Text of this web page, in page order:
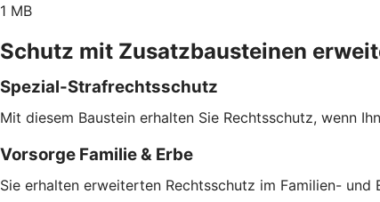
1 MB
Schutz mit Zusatzbausteinen
Spezial-Strafrechtsschutz
Mit diesem Baustein erhalten Sie Rechtsschutz, wenn
Vorsorge Familie & Erbe
Sie erhalten erweiterten Rechtsschutz im Familien-